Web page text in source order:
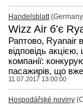
Handelsblatt
Wizz Air б’є
Раптово, Ryanair
відповідь
компанії:
пасажирів, що
11.07.2017 13:00:00
Hospodářské noviny